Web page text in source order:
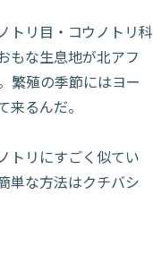
トリ目・コウノトリ科
もな生息地が北アフ
繁殖の季節にはヨー
来るんだ。
トリにすごく似てい
単な方法はクチバシ